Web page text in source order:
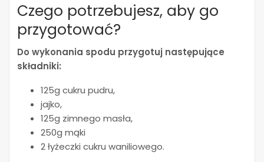
Czego potrzebujesz, aby go
przygotować?
Do wykonania spodu przygotuj następujące
składniki:
125g cukru pudru,
jajko,
125g zimnego masła,
250g mąki
2 łyżeczki cukru waniliowego.